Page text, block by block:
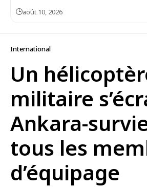
août 10, 2026
International
Un
militaire
Ankara-
tous les
d’équipage